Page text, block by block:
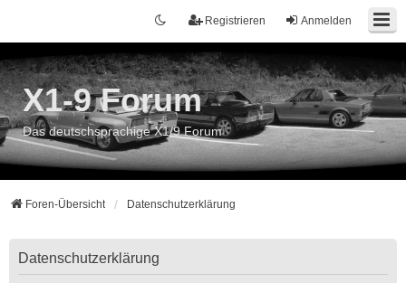
Anmelden
Registrieren
X1-9 Forum
Das deutschsprachige X1/9 Forum
Foren-Übersicht Datenschutzerklärung
Datenschutzerklärung